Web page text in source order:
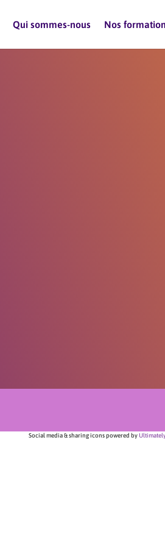
Qui sommes-nous Nos
Social media & sharing icons powered by